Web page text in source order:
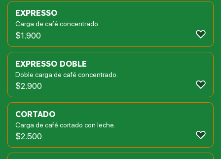
EXPRESSO
Carga de café concentrado.
$1.900
EXPRESSO DOBLE
Doble carga de café concentrado.
$2.900
CORTADO
Carga de café cortado con leche.
$2.500